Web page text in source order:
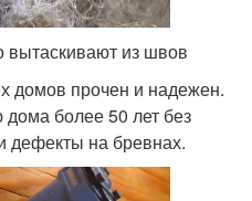
из швов
домов прочен и надежен.
более 50 лет без
дефекты на бревнах.